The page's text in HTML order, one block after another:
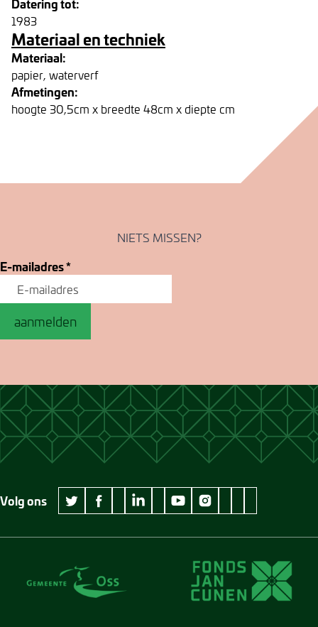
1983
Materiaal en techniek
Materiaal:
papier, waterverf
Afmetingen:
hoogte 30,5cm x breedte 48cm x diepte cm
NIETS MISSEN?
E-mailadres*
aanmelden
Volg ons
twitter Museum Jan Cunen
facebook Museum Jan Cunen
wikipedia Museum Jan Cunen
linkedin Museum Jan Cunen
googleplus Museum Jan Cunen
youtube Museum Jan Cunen
instagram Museum